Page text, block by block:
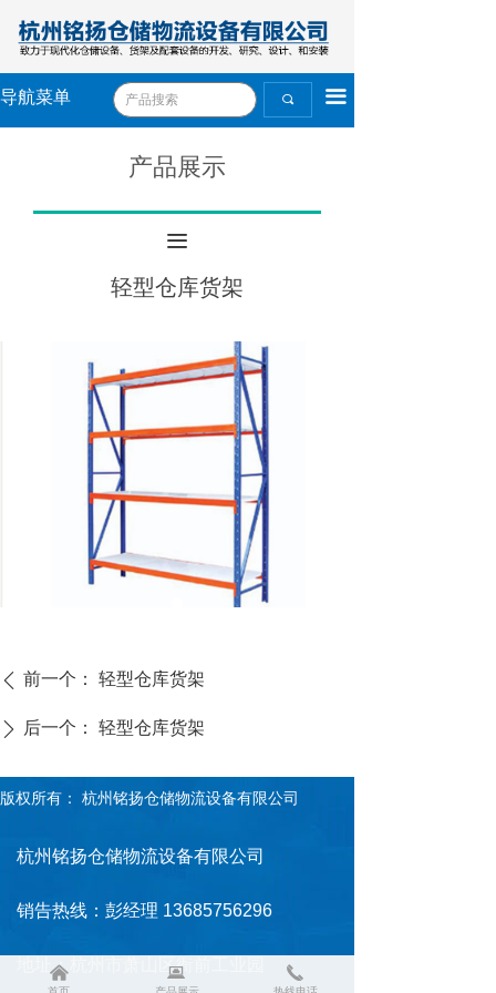
끠 끀
导航菜单
끀
产品展示
轻型仓库货架
ꄴ 前一个： 轻型仓库货架
ꄲ 后一个： 轻型仓库货架
杭州铭扬仓储物流设备有限公司
销告热线：彭经理 13685756296
地址：杭州市萧山区衙前工业园
版权所有： 杭州铭扬仓储物流设备有限公司
낀 뀵 끅